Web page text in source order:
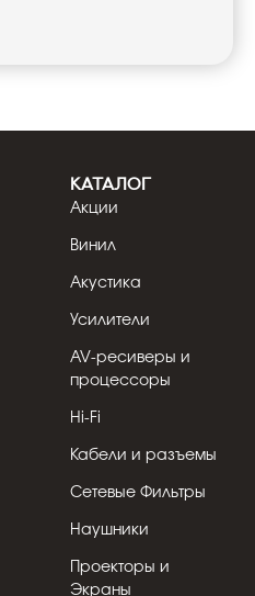
КАТАЛОГ
Акции
Винил
Акустика
Усилители
AV-ресиверы и
процессоры
Hi-Fi
Кабели и разъемы
Сетевые Фильтры
Наушники
Проекторы и
Экраны